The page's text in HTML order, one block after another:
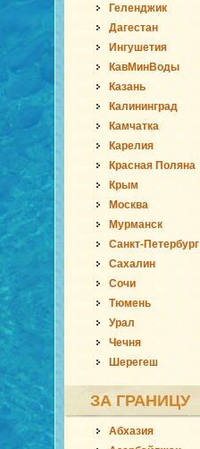
Геленджик
Дагестан
Ингушетия
КавМинВоды
Казань
Калининград
Камчатка
Карелия
Красная Поляна
Крым
Москва
Мурманск
Санкт-Петербург
Сахалин
Сочи
Тюмень
Урал
Чечня
Шерегеш
ЗА ГРАНИЦУ
Абхазия